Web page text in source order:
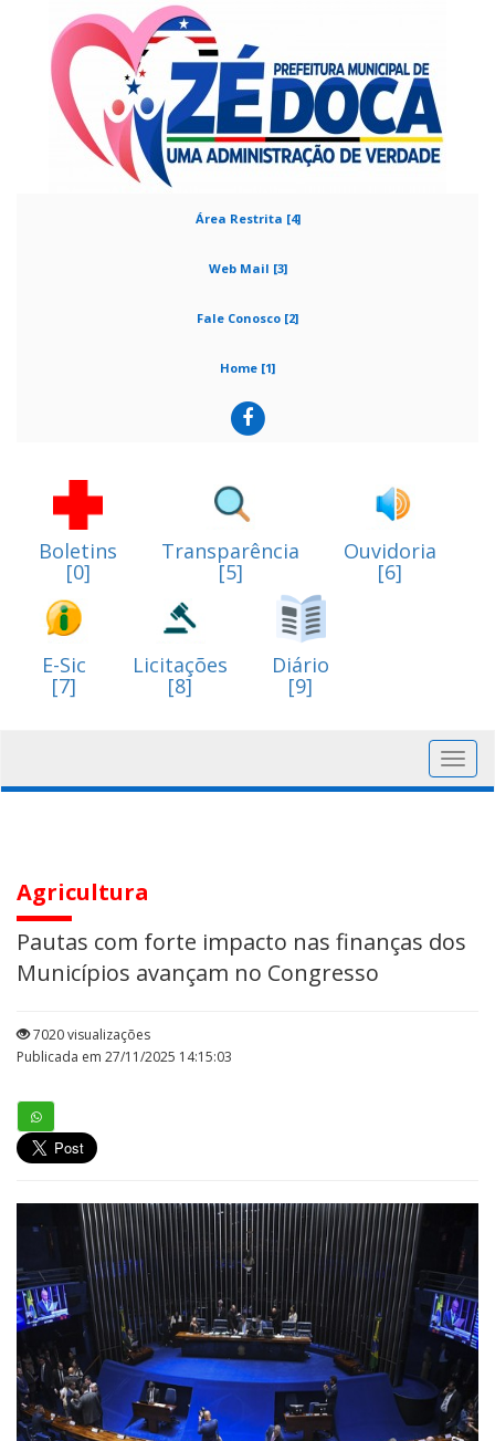
Área Restrita [4]
Web Mail [3]
Fale Conosco [2]
Home [1]
Boletins
[0]
Transparência
[5]
Ouvidoria
[6]
E-Sic
[7]
Licitações
[8]
Diário
[9]
Agricultura
Pautas com forte impacto nas finanças dos
Municípios avançam no Congresso
7020 visualizações
Publicada em 27/11/2025 14:15:03